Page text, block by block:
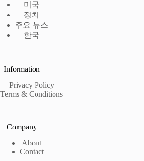
미국
정치
주요 뉴스
한국
Information
Privacy Policy
Terms & Conditions
Company
About
Contact